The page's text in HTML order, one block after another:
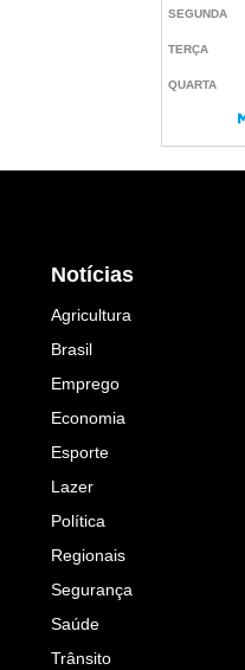
Notícias
Agricultura
Brasil
Emprego
Economia
Esporte
Lazer
Política
Regionais
Segurança
Saúde
Trânsito